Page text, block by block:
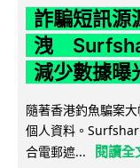
詐騙短訊源
洩
減少數據曝
隨著香港釣魚騙案
個人資料。
合電郵遮...
閱讀全